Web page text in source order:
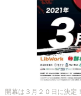
開幕は３月２０日に決定！